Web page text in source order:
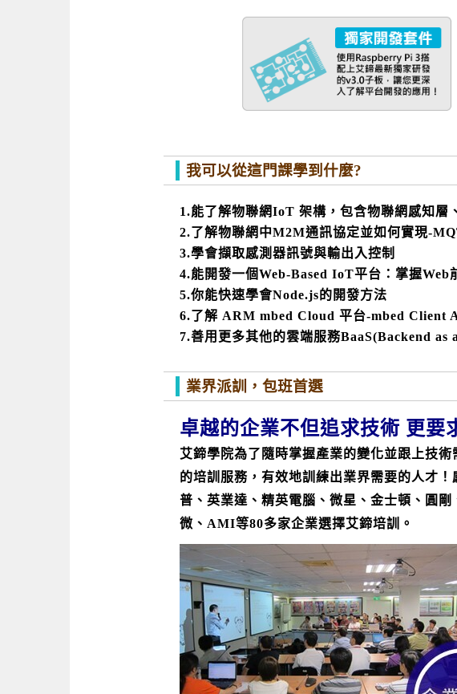
我可以從這門課學到什麼?
1.能了解物聯網IoT 架構，包含物聯網感知層
2.了解物聯網中M2M通訊協定並如何實現-
3.學會擷取感測器訊號與輸出入控制
4.能開發一個Web-Based IoT平台：掌握
5.你能快速學會Node.js的開發方法
6.了解 ARM mbed Cloud 平台-mbed Client
7.善用更多其他的雲端服務BaaS(Backend
業界派訓，包班首選
卓越的企業不但追求技術 更要
艾鍗學院為了隨時掌握產業的變化並跟上技
的培訓服務，有效地訓練出業界需要的人才
普、英業達、精英電腦、微星、金士頓、圓
微、AMI等80多家企業選擇艾鍗培訓。